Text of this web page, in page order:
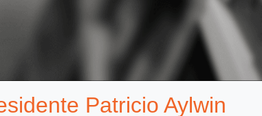
Patricio Aylwin